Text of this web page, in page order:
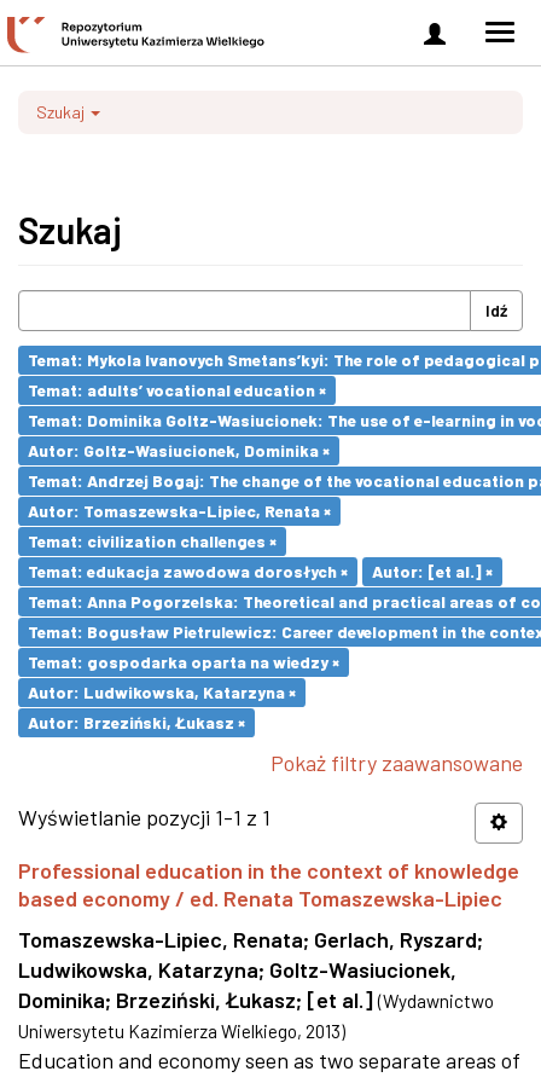
Zaloguj
się
Szukaj
Szukaj
Idź
Temat: Mykola Ivanovych Smetans’kyi: The role of
Temat: adults’ vocational education ×
Temat: Dominika Goltz-Wasiucionek: The use of e-learning in
Autor: Goltz-Wasiucionek, Dominika ×
Temat: Andrzej Bogaj: The change of the vocational education
Autor: Tomaszewska-Lipiec, Renata ×
Temat: civilization challenges ×
Temat: edukacja zawodowa dorosłych ×
Autor: [et al.] ×
Temat: Anna Pogorzelska: Theoretical and practical areas of
Temat: Bogusław Pietrulewicz: Career development in the
Temat: gospodarka oparta na wiedzy ×
Autor: Ludwikowska, Katarzyna ×
Autor: Brzeziński, Łukasz ×
Pokaż filtry zaawansowane
Wyświetlanie pozycji 1-1 z 1
Professional education in the context of knowledge
based economy / ed. Renata Tomaszewska-Lipiec
Tomaszewska-Lipiec, Renata; Gerlach, Ryszard;
Ludwikowska, Katarzyna; Goltz-Wasiucionek,
Dominika; Brzeziński, Łukasz; [et al.] (Wydawnictwo
Uniwersytetu Kazimierza Wielkiego, 2013)
Education and economy seen as two separate areas of